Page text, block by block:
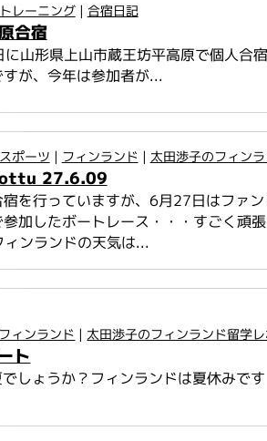
トレーニング| 合宿日記
合宿
に山形県上山市蔵王坊平高原で個人
が、今年は参加者が...
スポーツ | フィンランド | 太田渉子のフィン
27.6.09
を行っていますが、6月27日はファ
加したボートレース・・・すごく頑
ンランドの天気は...
フィンランド | 太田渉子のフィンランド留学
ト
しょうか？フィンランドは夏休みです